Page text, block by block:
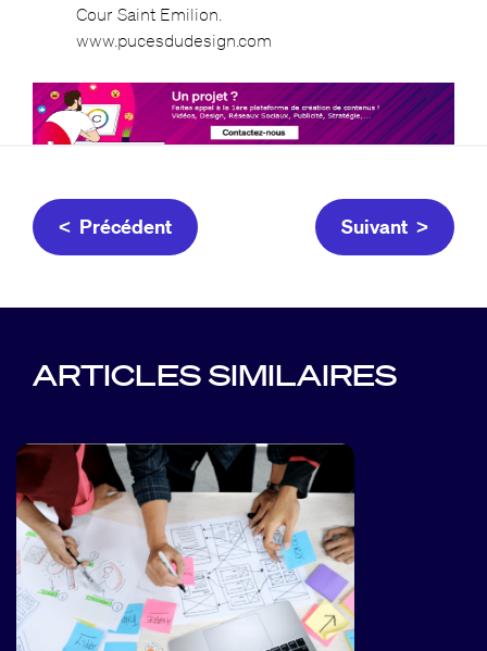
Cour Saint Emilion.
www.pucesdudesign.com
< Précédent Suivant >
ARTICLES SIMILAIRES